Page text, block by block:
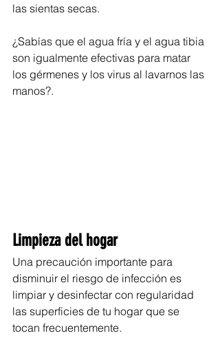
las sientas secas.
¿Sabías que el agua fría y el agua tibia
son igualmente efectivas para matar
los gérmenes y los virus al lavarnos las
manos?.
Limpieza del hogar
Una precaución importante para
disminuir el riesgo de infección es
limpiar y desinfectar con regularidad
las superficies de tu hogar que se
tocan frecuentemente.